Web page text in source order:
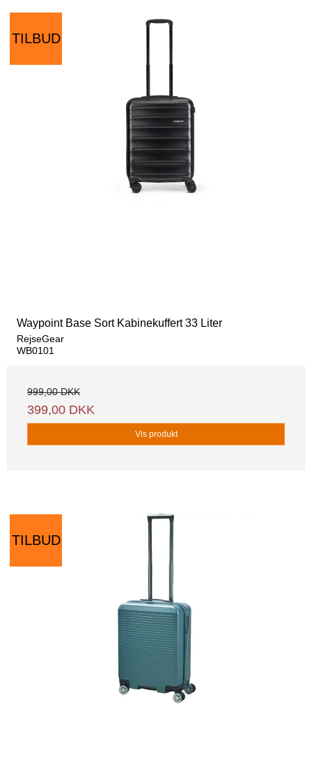
TILBUD
Waypoint Base Sort Kabinekuffert 33 Liter
RejseGear
WB0101
999,00 DKK
399,00 DKK
Vis produkt
TILBUD